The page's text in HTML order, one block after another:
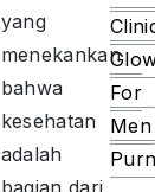
yang
menekankan
bahwa
kesehatan
adalah
bagian dari
For
Men